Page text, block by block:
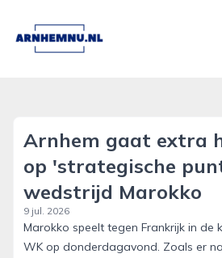
arnhemnu.nl
Arnhem gaat extra
op 'strategische
wedstrijd Marokko
9 jul. 2026
Marokko speelt tegen Frankrijk in de
WK op donderdagavond. Zoals er